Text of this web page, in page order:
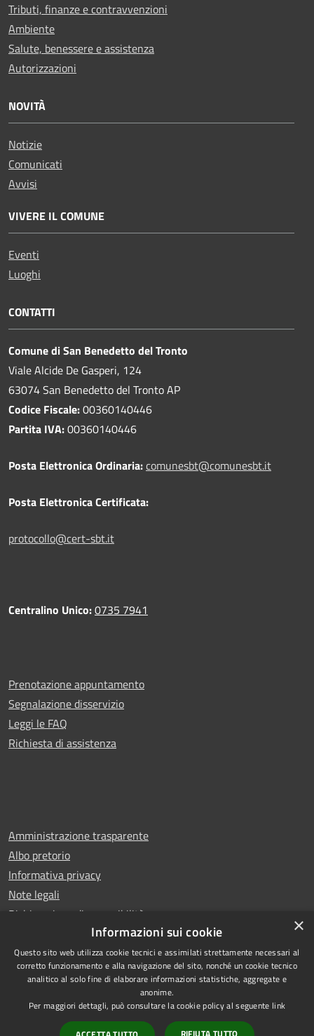
Tributi, finanze e contravvenzioni
Ambiente
Salute, benessere e assistenza
Autorizzazioni
NOVITÀ
Notizie
Comunicati
Avvisi
VIVERE IL COMUNE
Eventi
Luoghi
CONTATTI
Comune di San Benedetto del Tronto
Viale Alcide De Gasperi, 124
63074 San Benedetto del Tronto AP
Codice Fiscale:00360140446
Partita IVA:00360140446
Posta Elettronica Ordinaria:comunesbt@comunesbt.it
Posta Elettronica Certificata:
protocollo@cert-sbt.it
Centralino Unico:0735 7941
Prenotazione appuntamento
Segnalazione disservizio
Leggi le FAQ
Richiesta di assistenza
Amministrazione trasparente
Albo pretorio
Informativa privacy
Note legali
Dichiarazione di accessibilità
RSS
Accessibilità
Copyright © 2025 Comune di
San Benedetto del Tronto
Powered byMunicipium
×
Informazioni sui cookie
Questo sito web utilizza cookie tecnici e assimilati strettamente necessari al
corretto funzionamento e alla navigazione del sito, nonché un cookie tecnico
analitico al solo fine di elaborare informazioni statistiche, aggregate e
anonime.
Per maggiori dettagli, può consultare la cookie policy al seguente link